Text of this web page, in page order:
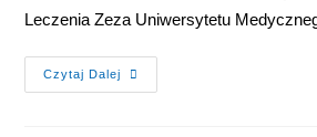
Leczenia Zeza Uniwersytetu
Czytaj Dalej